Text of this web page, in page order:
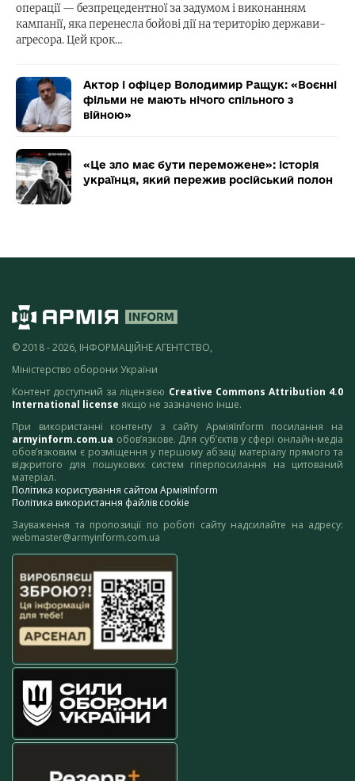
операції — безпрецедентної за задумом і виконанням
кампанії, яка перенесла бойові дії на територію держави-
агресора. Цей крок…
Актор і офіцер Володимир Ращук: «Воєнні
фільми не мають нічого спільного з
війною»
«Це зло має бути переможене»: історія
українця, який пережив російський полон
© 2018 - 2026, ІНФОРМАЦІЙНЕ АГЕНТСТВО,
Міністерство оборони України
Контент доступний за ліцензією Creative Commons Attribution 4.0
International license якщо не зазначено інше.
При використанні контенту з сайту АрміяInform посилання на
armyinform.com.ua обов’язкове. Для суб’єктів у сфері онлайн-медіа
обов’язковим є розміщення у першому абзаці матеріалу прямого та
відкритого для пошукових систем гіперпосилання на цитований
матеріал.
Політика користування сайтом АрміяInform
Політика використання файлів cookie
Зауваження та пропозиції по роботі сайту надсилайте на адресу:
webmaster@armyinform.com.ua